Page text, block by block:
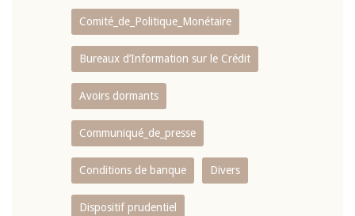
Comité_de_Politique_Monétaire
Bureaux d’Information sur le Crédit
Avoirs dormants
Communiqué_de_presse
Conditions de banque Divers
Dispositif prudentiel